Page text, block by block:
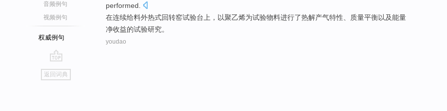
音频例句
视频例句
权威例句
go
top
返回词典
performed
在连续给料外热式回转窑试验台上，以聚乙烯为试验物料进行了热解产气特性 质量平衡以及能量
净收益的试验研究。
youdao